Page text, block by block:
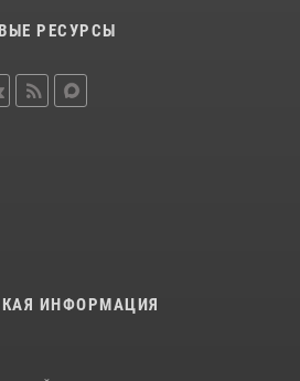
РЕСУРСЫ
ИНФОРМАЦИЯ